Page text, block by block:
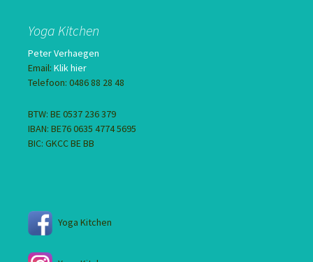
Yoga Kitchen
Peter Verhaegen
Email: Klik hier
Telefoon: 0486 88 28 48
BTW: BE 0537 236 379
IBAN: BE76 0635 4774 5695
BIC: GKCC BE BB
Yoga Kitchen